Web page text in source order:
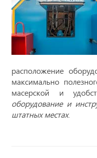
расположение
максимально
масерской и
оборудование и
штатных местах.